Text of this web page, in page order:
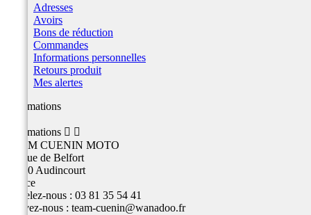
Adresses
Avoirs
Bons de réduction
Commandes
Informations personnelles
Retours produit
Mes alertes
Informations
Informations  
TEAM CUENIN MOTO
26 Rue de Belfort
25400 Audincourt
France
Appelez-nous : 03 81 35 54 41
Écrivez-nous : team-cuenin@wanadoo.fr